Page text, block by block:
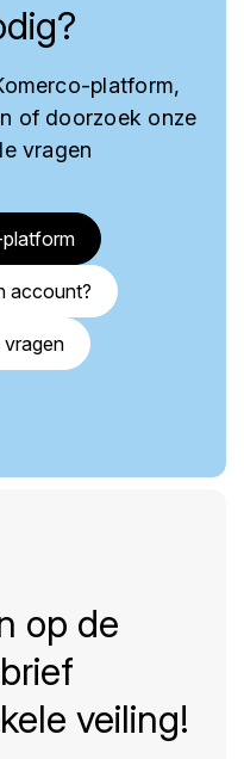
platform,
of doorzoek onze
vragen
account?
vragen
op de
veiling!